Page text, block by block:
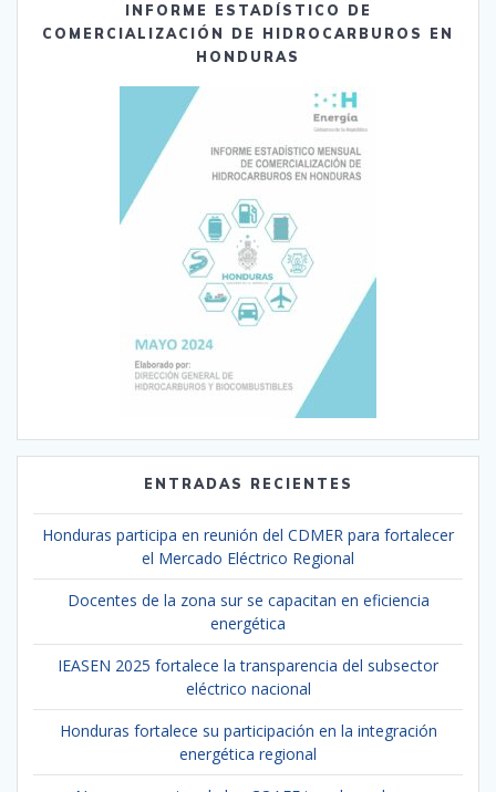
INFORME ESTADÍSTICO DE
COMERCIALIZACIÓN DE HIDROCARBUROS EN
HONDURAS
ENTRADAS RECIENTES
Honduras participa en reunión del CDMER para fortalecer
el Mercado Eléctrico Regional
Docentes de la zona sur se capacitan en eficiencia
energética
IEASEN 2025 fortalece la transparencia del subsector
eléctrico nacional
Honduras fortalece su participación en la integración
energética regional